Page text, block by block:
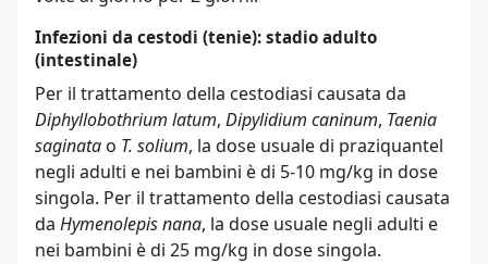
Infezioni da cestodi (tenie): stadio adulto
(intestinale)
Per il trattamento della cestodiasi causata da
Diphyllobothrium latum, Dipylidium caninum, Taenia
saginata o T. solium, la dose usuale di praziquantel
negli adulti e nei bambini è di 5-10 mg/kg in dose
singola. Per il trattamento della cestodiasi causata
da Hymenolepis nana, la dose usuale negli adulti e
nei bambini è di 25 mg/kg in dose singola.